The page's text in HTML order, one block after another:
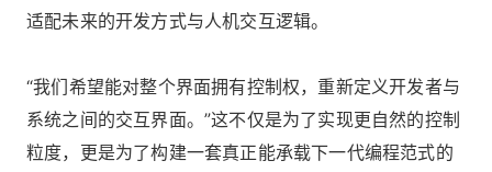
适配未来的开发方式与人机交互逻辑。
“我们希望能对整个界面拥有控制权，重新定义开发者与
系统之间的交互界面。”这不仅是为了实现更自然的控制
粒度，更是为了构建一套真正能承载下一代编程范式的